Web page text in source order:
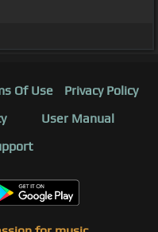
Of Use
Privacy Policy
User Manual